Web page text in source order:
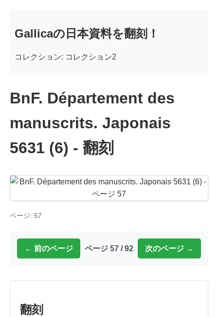
Gallicaの日本資料を翻刻！
コレクション: コレクション2
BnF. Département des
manuscrits. Japonais
5631 (6) - 翻刻
ページ: 57
← 前のページ ページ 57 / 92 次のページ →
翻刻